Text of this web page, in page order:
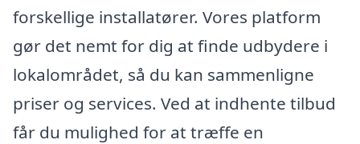
forskellige installatører. Vores platform
gør det nemt for dig at finde udbydere i
lokalområdet, så du kan sammenligne
priser og services. Ved at indhente tilbud
får du mulighed for at træffe en